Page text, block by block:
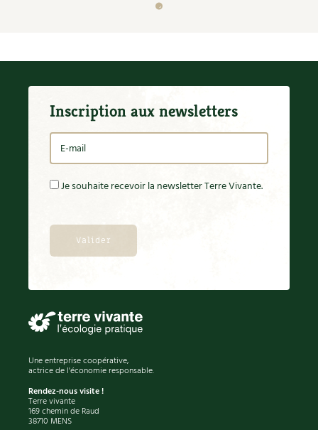
Inscription aux newsletters
Je souhaite recevoir la newsletter Terre Vivante.
Une entreprise coopérative,
actrice de l'économie responsable.
Rendez-nous visite !
Terre vivante
169 chemin de Raud
38710 MENS